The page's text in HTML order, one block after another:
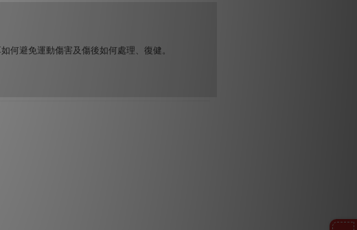
何避免運動傷害及傷後如何處理、復健。